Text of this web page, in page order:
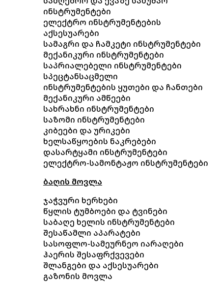
ინსტრუმენტები
ელექტრო ინსტრუმენტების
აქსესუარები
სამაგრი და ჩამკეტი ინსტრუმენტები
მექანიკური ინსტრუმენტები
საპრიალებელი ინსტრუმენტები
სპეცტანსაცმელი
ინსტრუმენტების ყუთები და ჩანთები
მექანიკური ამწეები
სახრახნი ინსტრუმენტები
საზომი ინსტრუმენტები
კიბეები და ურიკები
ხელსაწყოების ნაკრებები
დასარტყამი ინსტრუმენტები
ელექტრო-სამონტაჟო ინსტრუმენტები
ბაღის მოვლა
ჯაჭვური ხერხები
წყლის ტუმბოები და ტვინები
საბაღე ხელის ინსტრუმენტები
შესაწამლი აპარატები
სასოფლო-სამეურნეო იარაღები
ჰაერის შესაფრქვევები
შლანგები და აქსესუარები
გაზონის მოვლა